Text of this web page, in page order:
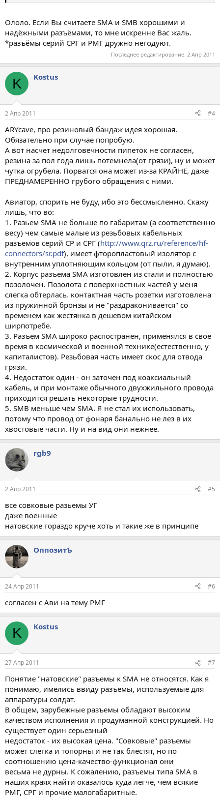
Ололо. Если Вы считаете SMA и SMB хорошими и
надёжными разъёмами, то мне искренне Вас жаль.
*разъёмы серий СРГ и РМГ дружно негодуют.
Последнее редактирование: 2 Апр 2011
K Kostus
2 Апр 2011 #4
ARYсave, про резиновый бандаж идея хорошая.
Обязательно при случае попробую.
А вот насчет недолговечности пипеток не согласен,
резина за пол года лишь потемнела(от грязи), ну и может
чутка огрубела. Порватся она может из-за КРАЙНЕ, даже
ПРЕДНАМЕРЕННО грубого обращения с ними.
Авиатор, спорить не буду, ибо это бессмысленно. Скажу
лишь, что во:
1. Разьем SMA не больше по габаритам (а соответственно
весу) чем самые малые из резьбовых кабельных
разъемов серий СР и СРГ (http://www.qrz.ru/reference/hf-
connectors/sr.pdf), имеет фторопластовый изолятор с
внутренним уплотняющим кольцом (от пыли, я думаю).
2. Корпус разъема SMA изготовлен из стали и полностью
позолочен. Позолота с поверхностных частей у меня
слегка обтерлась. контактная часть розетки изготовлена
из пружинной бронзы и не "раздраконивается" со
временем как жестянка в дешевом китайском
ширпотребе.
3. Разъем SMA широко распостранен, применялся в свое
время в космической и военной технике(естественно, у
капиталистов). Резьбовая часть имеет скос для отвода
грязи.
4. Недостаток один - он заточен под коаксиальный
кабель, и при монтаже обычного двухжильного провода
приходится решать некоторые трудности.
5. SMB меньше чем SMA. Я не стал их использовать,
потому что провод от фонаря банально не лез в их
хвостовые части. Ну и на вид они нежнее.
rgb9
2 Апр 2011 #5
все совковые разьемы УГ
даже военные
натовские гораздо круче хоть и такие же в принципе
ОппозитЪ
24 Апр 2011 #6
согласен с Ави на тему РМГ
K Kostus
27 Апр 2011 #7
Понятие "натовские" разъемы к SMA не относятся. Как я
понимаю, имелись ввиду разъемы, используемые для
аппаратуры солдат.
В общем, зарубежные разъемы обладают высоким
качеством исполнения и продуманной конструкцией. Но
существует один серьезный
недостаток - их высокая цена. "Совковые" разъемы
может слегка и топорны и не так блестят, но по
соотношению цена-качество-функционал они
весьма не дурны. К сожалению, разъемы типа SMA в
наших краях найти оказалось куда легче, чем всякие
РМГ, СРГ и прочие малогабаритные.